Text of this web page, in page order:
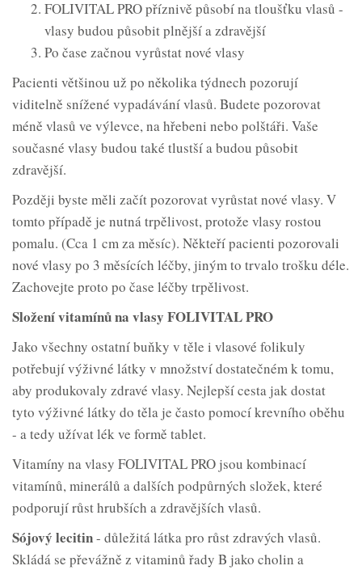
FOLIVITAL PRO příznivě působí na tloušťku vlasů -
vlasy budou působit plnější a zdravější
Po čase začnou vyrůstat nové vlasy
Pacienti většinou už po několika týdnech pozorují
viditelně snížené vypadávání vlasů. Budete pozorovat
méně vlasů ve výlevce, na hřebeni nebo polštáři. Vaše
současné vlasy budou také tlustší a budou působit
zdravější.
Později byste měli začít pozorovat vyrůstat nové vlasy. V
tomto případě je nutná trpělivost, protože vlasy rostou
pomalu. (Cca 1 cm za měsíc). Někteří pacienti pozorovali
nové vlasy po 3 měsících léčby, jiným to trvalo trošku déle.
Zachovejte proto po čase léčby trpělivost.
Složení vitamínů na vlasy FOLIVITAL PRO
Jako všechny ostatní buňky v těle i vlasové folikuly
potřebují výživné látky v množství dostatečném k tomu,
aby produkovaly zdravé vlasy. Nejlepší cesta jak dostat
tyto výživné látky do těla je často pomocí krevního oběhu
- a tedy užívat lék ve formě tablet.
Vitamíny na vlasy FOLIVITAL PRO jsou kombinací
vitamínů, minerálů a dalších podpůrných složek, které
podporují růst hrubších a zdravějších vlasů.
Sójový lecitin- důležitá látka pro růst zdravých vlasů.
Skládá se převážně z vitaminů řady B jako cholin a